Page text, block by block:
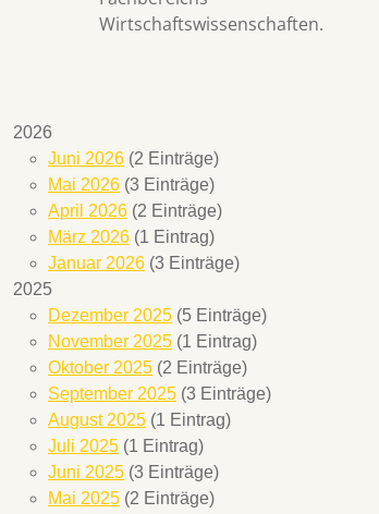
Wirtschaftswissenschaften.
2026
Juni 2026 (2 Einträge)
Mai 2026 (3 Einträge)
April 2026 (2 Einträge)
März 2026 (1 Eintrag)
Januar 2026 (3 Einträge)
2025
Dezember 2025 (5 Einträge)
November 2025 (1 Eintrag)
Oktober 2025 (2 Einträge)
September 2025 (3 Einträge)
August 2025 (1 Eintrag)
Juli 2025 (1 Eintrag)
Juni 2025 (3 Einträge)
Mai 2025 (2 Einträge)